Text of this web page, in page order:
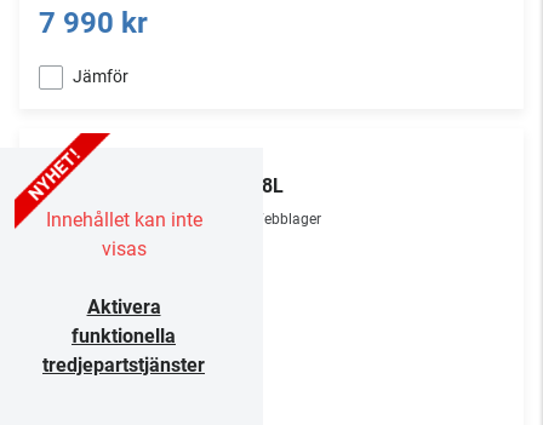
7 990 kr
Jämför
Innehållet kan inte
visas
Aktivera
funktionella
tredjepartstjänster
55P8L
Webblager